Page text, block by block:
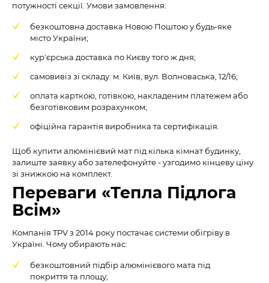
потужності секції. Умови замовлення:
безкоштовна доставка Новою Поштою у будь-яке
місто України;
кур'єрська доставка по Києву того ж дня;
самовивіз зі складу: м. Київ, вул. Волноваська, 12/16;
оплата карткою, готівкою, накладеним платежем або
безготівковим розрахунком;
офіційна гарантія виробника та сертифікація.
Щоб купити алюмінієвий мат під кілька кімнат будинку,
залиште заявку або зателефонуйте - узгодимо кінцеву ціну
зі знижкою на комплект.
Переваги «Тепла Підлога
Всім»
Компанія TPV з 2014 року постачає системи обігріву в
Україні. Чому обирають нас:
безкоштовний підбір алюмінієвого мата під
покриття та площу;